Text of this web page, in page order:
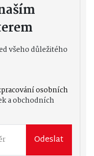
všeho důležitého
osobních
a obchodních
Odeslat